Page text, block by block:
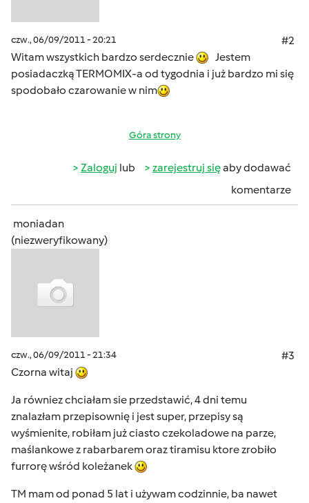
czw., 06/09/2011 - 20:21
#2
Witam wszystkich bardzo serdecznie
Jestem
posiadaczką TERMOMIX-a od tygodnia i już bardzo mi się
spodobało czarowanie w nim
Góra strony
Zaloguj lub zarejestruj sięaby dodawać
komentarze
moniadan
(niezweryfikowany)
czw., 06/09/2011 - 21:34
#3
Czorna witaj
Ja równiez chciałam sie przedstawić, 4 dni temu
znalazłam przepisownię i jest super, przepisy są
wyśmienite, robiłam już ciasto czekoladowe na parze,
maślankowe z rabarbarem oraz tiramisu ktore zrobiło
furrorę wśród koleżanek
TM mam od ponad 5 lat i używam codzinnie, ba nawet